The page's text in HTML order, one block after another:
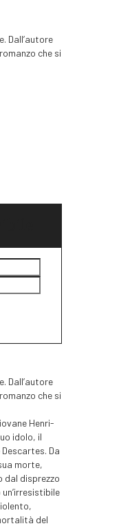
Dall’autore
che si
Dall’autore
che si
Henri-
idolo, il
Da
morte,
dal disprezzo
del